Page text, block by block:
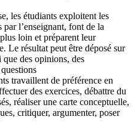
les étudiants exploitent les
par l’enseignant, font de la
loin et préparent leur
Le résultat peut être déposé sur
des opinions, des
travaillent de préférence en
des exercices, débattre du
réaliser une carte conceptuelle,
critiquer, argumenter, poser